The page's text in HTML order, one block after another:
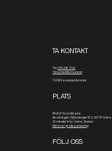
TA KONTAKT
Tel.
070-343 77 66
Till kontaktformuläret
© 2024 av www.blx.rocks
PLATS
Mall of Scandinavia
4:e våningen
Stjärntorget 13 C, 169 79 Solna
10 minuter från Solna Station
4 timmar gratis parkering
FÖLJ OSS